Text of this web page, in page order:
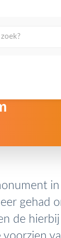
in
gehad
de